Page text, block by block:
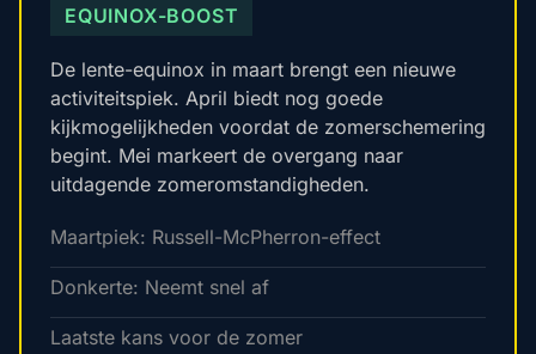
EQUINOX-BOOST
De lente-equinox in maart brengt een nieuwe
activiteitspiek. April biedt nog goede
kijkmogelijkheden voordat de zomerschemering
begint. Mei markeert de overgang naar
uitdagende zomeromstandigheden.
Maartpiek: Russell-McPherron-effect
Donkerte: Neemt snel af
Laatste kans voor de zomer